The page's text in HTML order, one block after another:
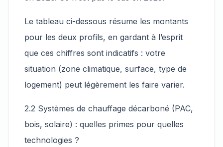
Le tableau ci-dessous résume les montants
pour les deux profils, en gardant à l’esprit
que ces chiffres sont indicatifs : votre
situation (zone climatique, surface, type de
logement) peut légèrement les faire varier.
2.2 Systèmes de chauffage décarboné (PAC,
bois, solaire) : quelles primes pour quelles
technologies ?